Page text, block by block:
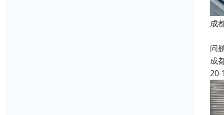
成
问
成
20-